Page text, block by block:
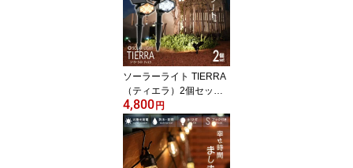
照明 外構 センサーライ
ト ウッドデッキ テラス
おしゃれ 〕
ソーラーライト TIERRA
（ティエラ）2個セット
【1年保証】〔 ソーラー
ライト 屋外 明るい 防水
樹木 ガーデンライト ソ
ーラー シンボルツリー
ライト センサーライト le
4,800 円